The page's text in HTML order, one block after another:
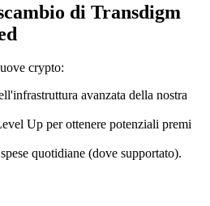
di Transdigm
crypto:
avanzata della nostra
Up per ottenere potenziali premi
quotidiane (dove supportato).